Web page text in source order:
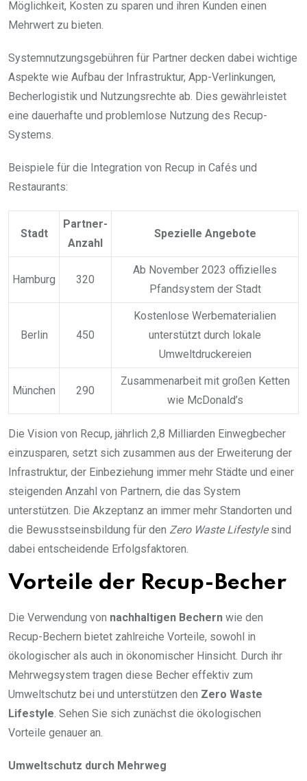
Möglichkeit, Kosten zu sparen und ihren Kunden einen
Mehrwert zu bieten.
Systemnutzungsgebühren für Partner decken dabei wichtige
Aspekte wie Aufbau der Infrastruktur, App-Verlinkungen,
Becherlogistik und Nutzungsrechte ab. Dies gewährleistet
eine dauerhafte und problemlose Nutzung des Recup-
Systems.
Beispiele für die Integration von Recup in Cafés und
Restaurants:
Stadt
Partner-
Anzahl
Spezielle Angebote
Hamburg 320
Ab November 2023 offizielles
Pfandsystem der Stadt
Berlin 450
Kostenlose Werbematerialien
unterstützt durch lokale
Umweltdruckereien
München 290
Zusammenarbeit mit großen Ketten
wie McDonald’s
Die Vision von Recup, jährlich 2,8 Milliarden Einwegbecher
einzusparen, setzt sich zusammen aus der Erweiterung der
Infrastruktur, der Einbeziehung immer mehr Städte und einer
steigenden Anzahl von Partnern, die das System
unterstützen. Die Akzeptanz an immer mehr Standorten und
die Bewusstseinsbildung für den Zero Waste Lifestylesind
dabei entscheidende Erfolgsfaktoren.
Vorteile der Recup-Becher
Die Verwendung von nachhaltigen Bechern wie den
Recup-Bechern bietet zahlreiche Vorteile, sowohl in
ökologischer als auch in ökonomischer Hinsicht. Durch ihr
Mehrwegsystem tragen diese Becher effektiv zum
Umweltschutz bei und unterstützen den Zero Waste
Lifestyle . Sehen Sie sich zunächst die ökologischen
Vorteile genauer an.
Umweltschutz durch Mehrweg